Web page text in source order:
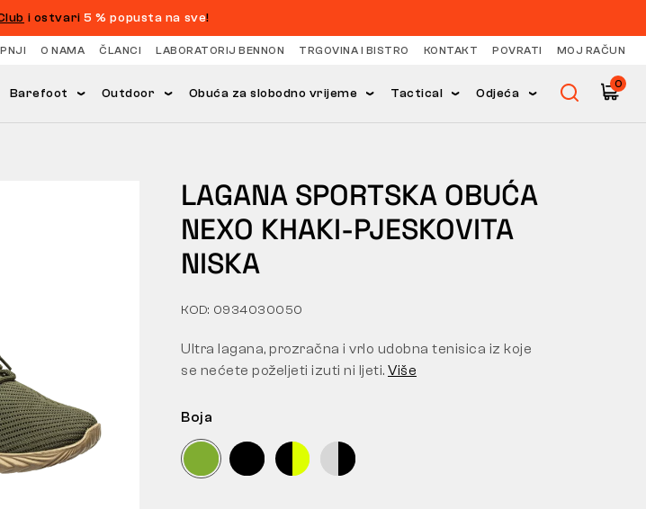
i ostvari5 % popusta na sve!
O NAMA ČLANCI LABORATORIJ BENNON TRGOVINA I BISTRO KONTAKT POVRATI MOJ RAČUN
Barefoot Outdoor Obuća za slobodno vrijeme Tactical Odjeća
0
LAGANA SPORTSKA OBUĆA
NEXO KHAKI-PJESKOVITA
NISKA
KOD: 0934030050
Boja
Ultra lagana, prozračna i vrlo udobna tenisica iz koje
se nećete poželjeti izuti ni ljeti. Više